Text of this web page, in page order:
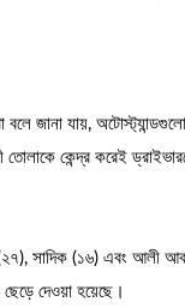
বলে জানা যায়,
কেন্দ্র করেই
সাদিক (১৬) এবং আলী
দেওয়া হয়েছে।